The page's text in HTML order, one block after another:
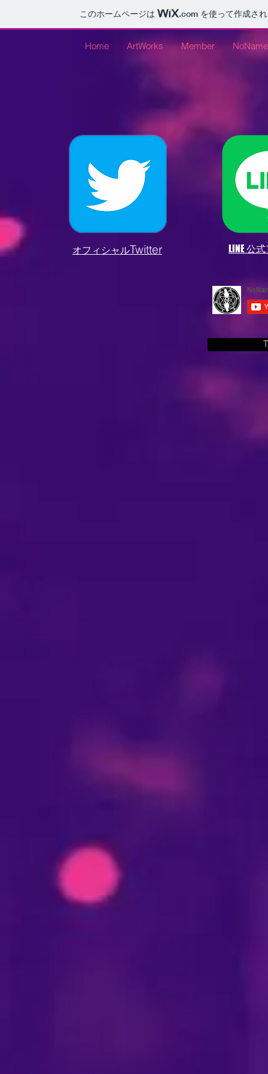
このホームページは .com を使って作成さ
Home ArtWorks Member
オフィシャルTwitter ​LINE 公